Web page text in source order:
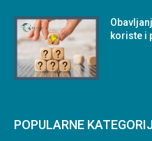
koriste i
POPULARNE